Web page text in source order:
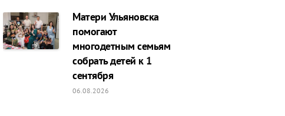
Матери Ульяновска
помогают
многодетным семьям
собрать детей к 1
сентября
06.08.2026